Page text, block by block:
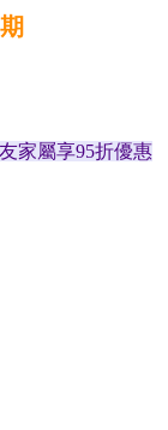
家屬享95折優惠